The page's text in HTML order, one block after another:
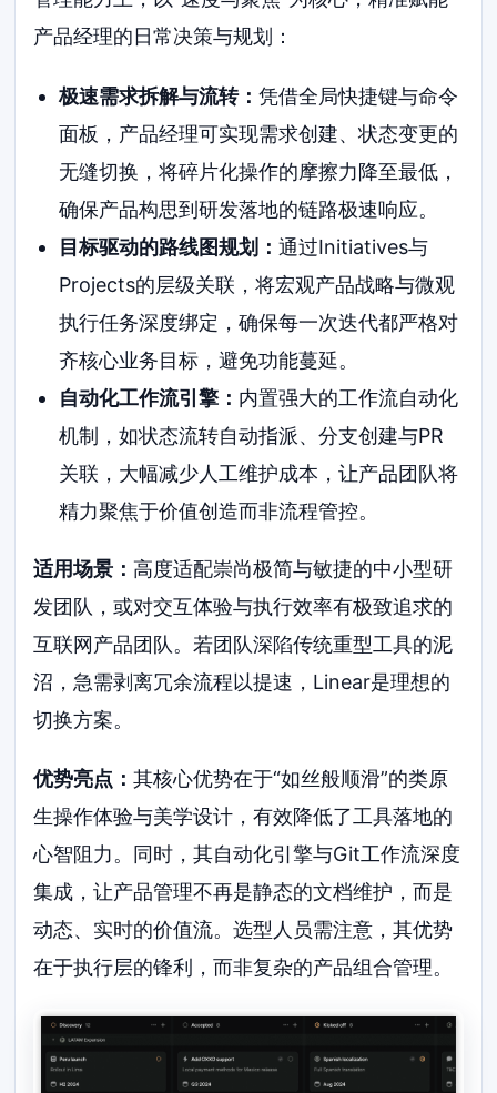
产品经理的日常决策与规划：
极速需求拆解与流转： 凭借全局快捷键与命令
面板，产品经理可实现需求创建、状态变更的
无缝切换，将碎片化操作的摩擦力降至最低，
确保产品构思到研发落地的链路极速响应。
目标驱动的路线图规划： 通过Initiatives与
Projects的层级关联，将宏观产品战略与微观
执行任务深度绑定，确保每一次迭代都严格对
齐核心业务目标，避免功能蔓延。
自动化工作流引擎： 内置强大的工作流自动化
机制，如状态流转自动指派、分支创建与PR
关联，大幅减少人工维护成本，让产品团队将
精力聚焦于价值创造而非流程管控。
适用场景：高度适配崇尚极简与敏捷的中小型研
发团队，或对交互体验与执行效率有极致追求的
互联网产品团队。若团队深陷传统重型工具的泥
沼，急需剥离冗余流程以提速，Linear是理想的
切换方案。
优势亮点：其核心优势在于“如丝般顺滑”的类原
生操作体验与美学设计，有效降低了工具落地的
心智阻力。同时，其自动化引擎与Git工作流深度
集成，让产品管理不再是静态的文档维护，而是
动态、实时的价值流。选型人员需注意，其优势
在于执行层的锋利，而非复杂的产品组合管理。